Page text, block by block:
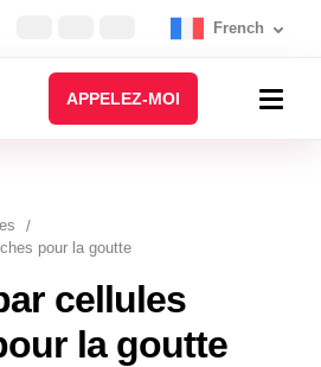
French
APPELEZ-MOI
pour la goutte
cellules
la goutte